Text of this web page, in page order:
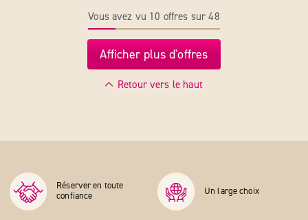
Vous avez vu 10 offres sur 48
Afficher plus d'offres
Retour vers le haut
Réserver en toute
confiance
Un large choix